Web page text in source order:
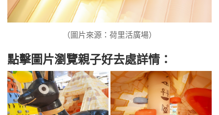
（圖片來源：荷里活廣場）
點擊圖片瀏覽親子好去處詳情：